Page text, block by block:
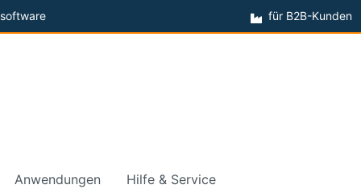
für B2B-Kunden
Anwendungen Hilfe & Service